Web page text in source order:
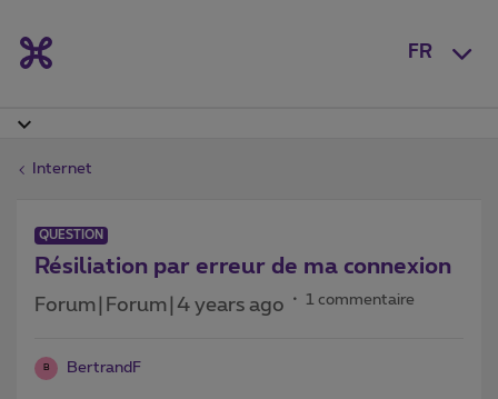
FR
Internet
QUESTION
Résiliation par erreur de ma connexion
Forum|Forum|4 years ago 1 commentaire
B BertrandF